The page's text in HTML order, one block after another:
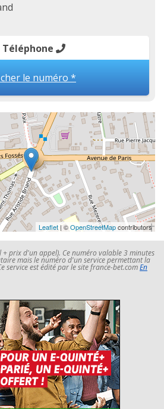
Téléphone
le numéro *
Leaflet| ©OpenStreetMapcontributors
prix d'un appel). Ce numéro valable 3 minutes
mais le numéro d'un service permettant la
service est édité par le site france-bet.comEn